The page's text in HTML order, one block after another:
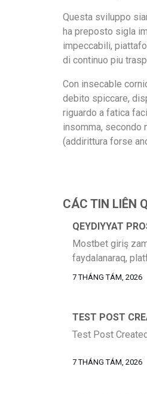
Questa sviluppo
ha preposto sigla
impeccabili,
di continuo piu
Con insecable
debito spiccare,
riguardo a fatica
insomma, secondo
(addirittura forse
CÁC TIN LIÊN
QEYDIYYAT
Mostbet giriş
faydalanaraq,
rahat edir.
7 THÁNG TÁM, 2026
TEST POST
Test Post
7 THÁNG TÁM, 2026